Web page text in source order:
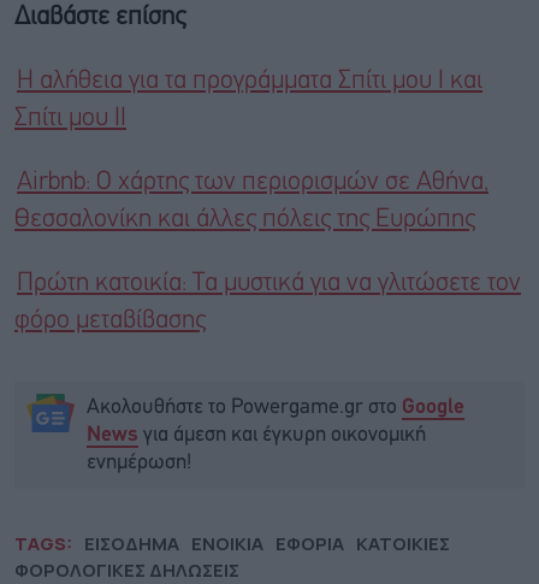
Διαβάστε επίσης
Η αλήθεια για τα προγράμματα Σπίτι μου Ι και
Σπίτι μου ΙΙ
Airbnb: Ο χάρτης των περιορισμών σε Αθήνα,
Θεσσαλονίκη και άλλες πόλεις της Ευρώπης
Πρώτη κατοικία: Τα μυστικά για να γλιτώσετε τον
φόρο μεταβίβασης
Ακολουθήστε το Powergame.gr στο Google
News για άμεση και έγκυρη οικονομική
ενημέρωση!
TAGS: ΕΙΣΟΔΗΜΑ ΕΝΟΙΚΙΑ ΕΦΟΡΙΑ ΚΑΤΟΙΚΙΕΣ
ΦΟΡΟΛΟΓΙΚΕΣ ΔΗΛΩΣΕΙΣ